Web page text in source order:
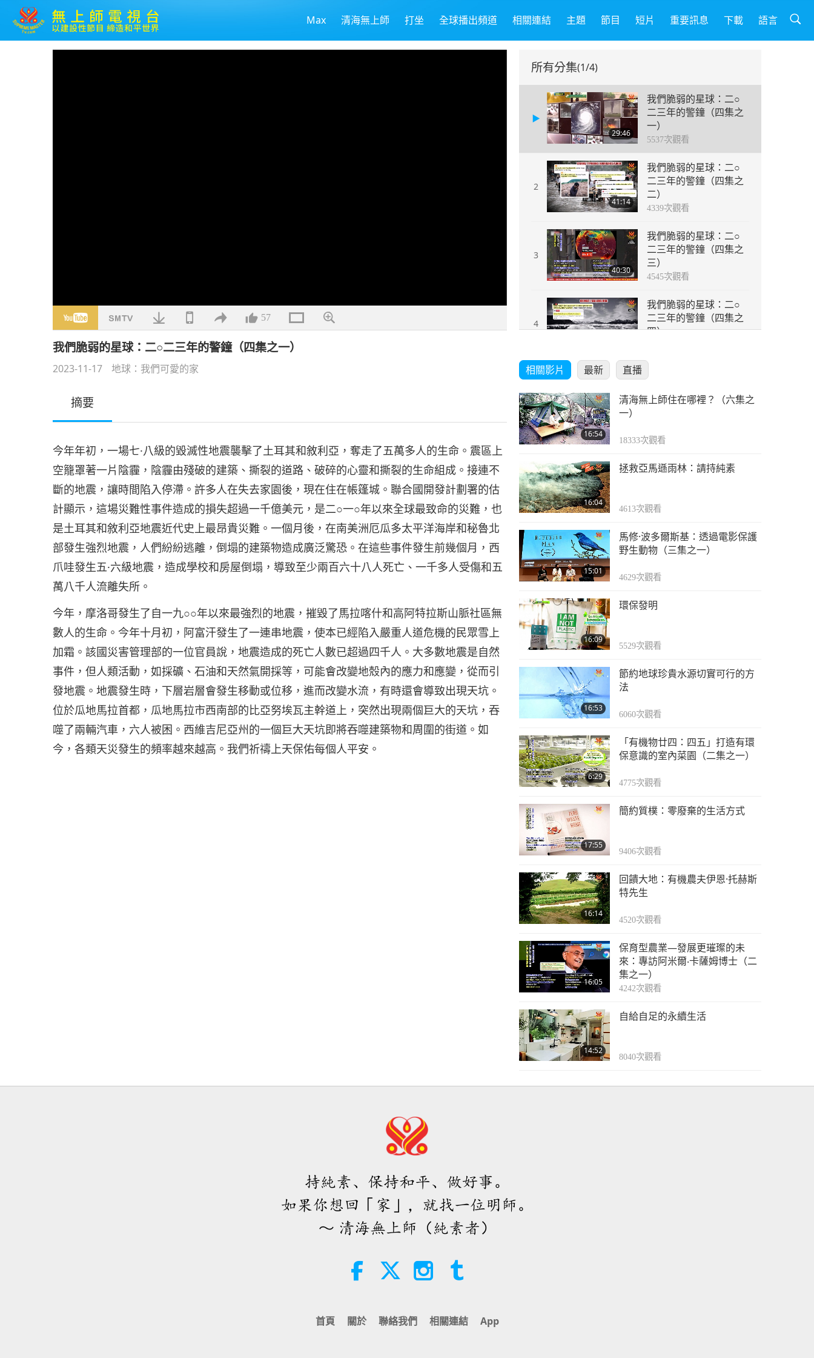
Max 清海無上師 打坐 全球播出頻道 相關連結 主題 節目 短片 重要訊息 下載 語言
57
我們脆弱的星球：二○二三年的警鐘（四集之一）
2023-11-17 地球：我們可愛的家
摘要
今年年初，一場七·八級的毀滅性地震襲擊了土耳其和敘利亞，奪走了五萬多人的生命。震區上
空籠罩著一片陰霾，陰霾由殘破的建築、撕裂的道路、破碎的心靈和撕裂的生命組成。接連不
斷的地震，讓時間陷入停滯。許多人在失去家園後，現在住在帳篷城。聯合國開發計劃署的估
計顯示，這場災難性事件造成的損失超過一千億美元，是二○一○年以來全球最致命的災難，也
是土耳其和敘利亞地震近代史上最昂貴災難。一個月後，在南美洲厄瓜多太平洋海岸和秘魯北
部發生強烈地震，人們紛紛逃離，倒塌的建築物造成廣泛驚恐。在這些事件發生前幾個月，西
爪哇發生五·六級地震，造成學校和房屋倒塌，導致至少兩百六十八人死亡、一千多人受傷和五
萬八千人流離失所。
今年，摩洛哥發生了自一九○○年以來最強烈的地震，摧毀了馬拉喀什和高阿特拉斯山脈社區無
數人的生命。今年十月初，阿富汗發生了一連串地震，使本已經陷入嚴重人道危機的民眾雪上
加霜。該國災害管理部的一位官員說，地震造成的死亡人數已超過四千人。大多數地震是自然
事件，但人類活動，如採礦、石油和天然氣開採等，可能會改變地殼內的應力和應變，從而引
發地震。地震發生時，下層岩層會發生移動或位移，進而改變水流，有時還會導致出現天坑。
位於瓜地馬拉首都，瓜地馬拉市西南部的比亞努埃瓦主幹道上，突然出現兩個巨大的天坑，吞
噬了兩輛汽車，六人被困。西維吉尼亞州的一個巨大天坑即將吞噬建築物和周圍的街道。如
今，各類天災發生的頻率越來越高。我們祈禱上天保佑每個人平安。
所有分集(1/4)
29:46
我們脆弱的星球：二○
二三年的警鐘（四集之
一）
5537次觀看
2
41:14
我們脆弱的星球：二○
二三年的警鐘（四集之
二）
4339次觀看
3
40:30
我們脆弱的星球：二○
二三年的警鐘（四集之
三）
4545次觀看
4
我們脆弱的星球：二○
二三年的警鐘（四集之
四）
相關影片 最新 直播
16:54
清海無上師住在哪裡？（六集之
一）
18333次觀看
16:04
拯救亞馬遜雨林：請持純素
4613次觀看
15:01
馬修·波多爾斯基：透過電影保護
野生動物（三集之一）
4629次觀看
16:09
環保發明
5529次觀看
16:53
節約地球珍貴水源切實可行的方
法
6060次觀看
6:29
「有機物廿四：四五」打造有環
保意識的室內菜園（二集之一）
4775次觀看
17:55
簡約質樸：零廢棄的生活方式
9406次觀看
16:14
回饋大地：有機農夫伊恩·托赫斯
特先生
4520次觀看
16:05
保育型農業—發展更璀璨的未
來：專訪阿米爾‧卡薩姆博士（二
集之一）
4242次觀看
14:52
自給自足的永續生活
8040次觀看
持純素、保持和平、做好事。
如果你想回「家」，就找一位明師。
～ 清海無上師（純素者）
首頁 關於 聯絡我們 相關連結 App